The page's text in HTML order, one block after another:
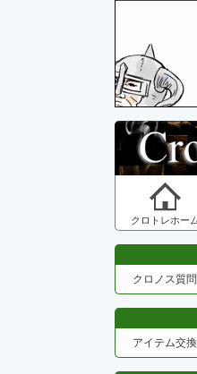
クロトレホー
クロノス質問
アイテム交換